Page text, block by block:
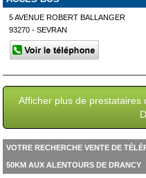
5 AVENUE ROBERT BALLANGER
93270 - SEVRAN
Afficher plus de prestataires
VOTRE RECHERCHE VENTE DE
50KM AUX ALENTOURS DE DRANCY